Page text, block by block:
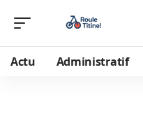
Actu Administratif